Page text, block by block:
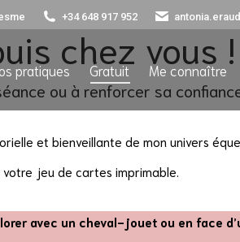
+34 648 917 952
pratiques Gratuit Me connaître
chez vous !
ou à renforcer sa
et bienveillante de mon univers
jeu de cartes imprimable.
avec un cheval-jouet ou en face
pratiques Me connaître